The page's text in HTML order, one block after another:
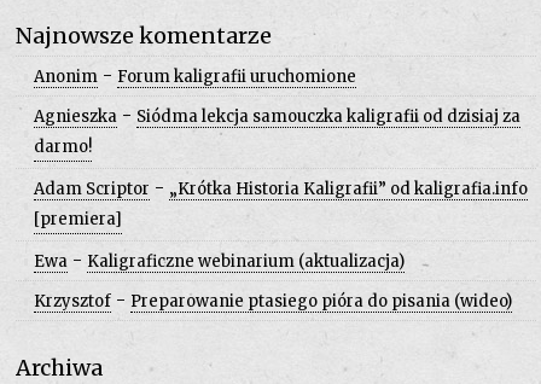
Najnowsze komentarze
Anonim - Forum kaligrafii uruchomione
Agnieszka - Siódma lekcja samouczka kaligrafii od dzisiaj za
darmo!
Adam Scriptor - „Krótka Historia Kaligrafii” od kaligrafia.info
[premiera]
Ewa - Kaligraficzne webinarium (aktualizacja)
Krzysztof - Preparowanie ptasiego pióra do pisania (wideo)
Archiwa